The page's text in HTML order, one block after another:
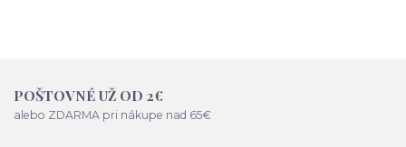
POŠTOVNÉ UŽ OD 2€
alebo ZDARMA pri nákupe nad 65€